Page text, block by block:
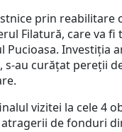
prin reabilitare
Filatură, care va
Investiția
au curățat pereții
vizitei la cele 4
de fonduri